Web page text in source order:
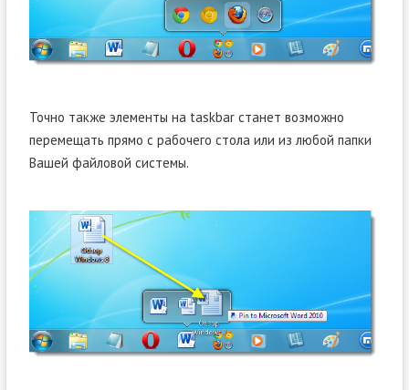
Точно также элементы на taskbar станет возможно
перемещать прямо с рабочего стола или из любой папки
Вашей файловой системы.